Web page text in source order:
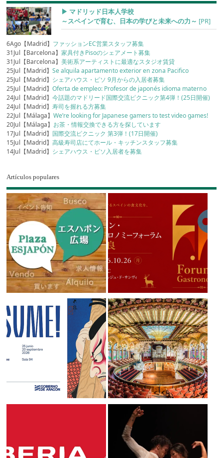
▶︎ マドリッド日本人学校
～スペインで育む、日本の学びと未来への力～ [PR]
6Ago【Madrid】 ファッションEC営業スタッフ募集
31Jul【Barcelona】家具付きPisoのシェアメート募集
31Jul【Barcelona】美術系アーティストに最適なスタジオ賃貸
25Jul【Madrid】Se alquila apartamento exterior en zona Pacifico
25Jul【Madrid】 シェアハウス・ピソ 9月からの入居者募集
25Jul【Madrid】Oferta de empleo: Profesor de japonés idioma materno
24Jul【Madrid】今話題のマドリード国際交流ピクニック第4弾！(25日開催)
24Jul【Madrid】寿司を握れる方募集
22Jul【Málaga】We’re looking for Japanese gamers to test video games!
20Jul【Málaga】 お茶・情報交換できる方を探しています
17Jul【Madrid】 国際交流ピクニック 第3弾！(17日開催)
15Jul【Madrid】高級寿司店にてホール・キッチンスタッフ募集
14Jul【Madrid】 シェアハウス・ピソ入居者を募集
Artículos populares